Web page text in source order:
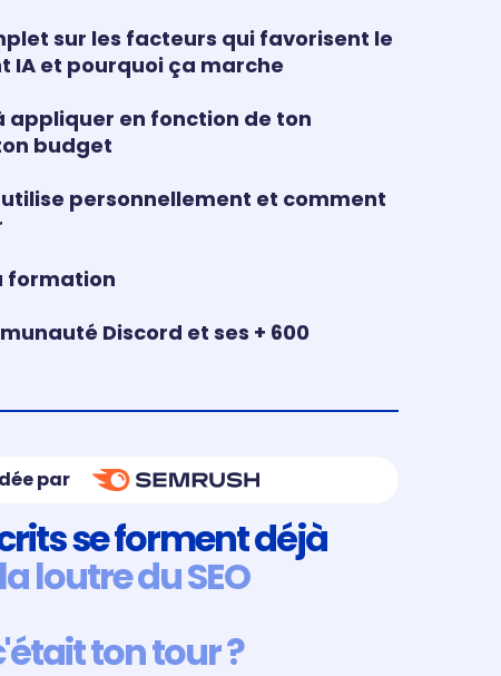
sur les facteurs qui favorisent le
IA et pourquoi ça marche
appliquer en fonction de ton
budget
personnellement et comment
formation
Discord et ses + 600
par
se forment déjà
la loutre du SEO
ton tour ?